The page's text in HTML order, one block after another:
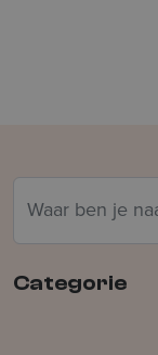
Categorie